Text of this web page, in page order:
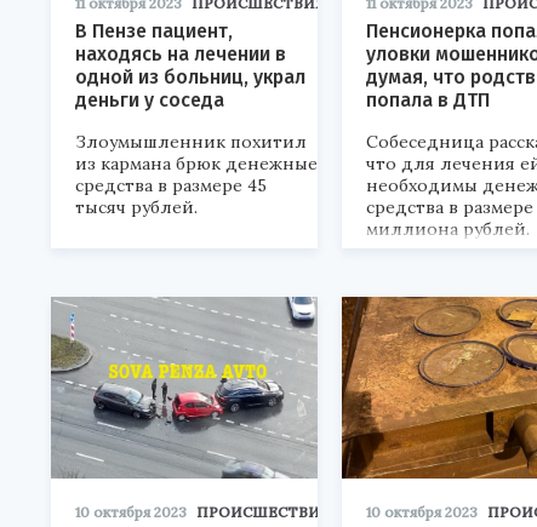
В Пензе пациент,
находясь на лечении в
одной из больниц, украл
деньги у соседа
Злоумышленник похитил
из кармана брюк денежные
средства в размере 45
тысяч рублей.
Пенсионерка
уловки
думая, что
попала в ДТП
Собеседница
что для лечения
необходимы
средства в размере
миллиона рублей.
10 октября 2023 ПРОИСШЕСТВИЯ 10 октября 2023